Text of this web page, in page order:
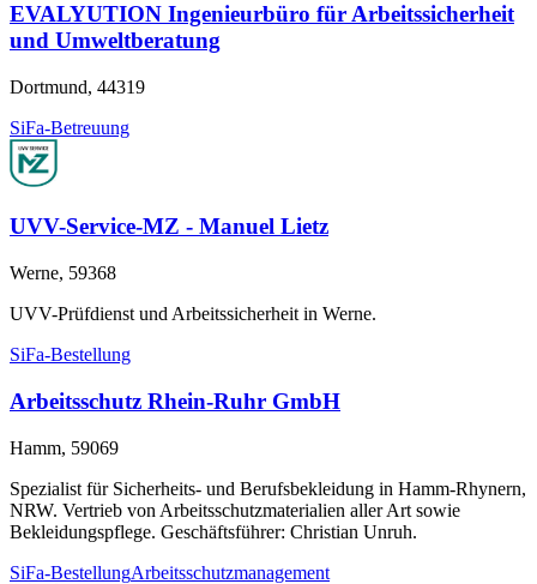
EVALYUTION Ingenieurbüro für Arbeitssicherheit
und Umweltberatung
Dortmund, 44319
SiFa-Betreuung
UVV-Service-MZ - Manuel Lietz
Werne, 59368
UVV-Prüfdienst und Arbeitssicherheit in Werne.
SiFa-Bestellung
Arbeitsschutz Rhein-Ruhr GmbH
Hamm, 59069
Spezialist für Sicherheits- und Berufsbekleidung in Hamm-Rhynern,
NRW. Vertrieb von Arbeitsschutzmaterialien aller Art sowie
Bekleidungspflege. Geschäftsführer: Christian Unruh.
SiFa-BestellungArbeitsschutzmanagement